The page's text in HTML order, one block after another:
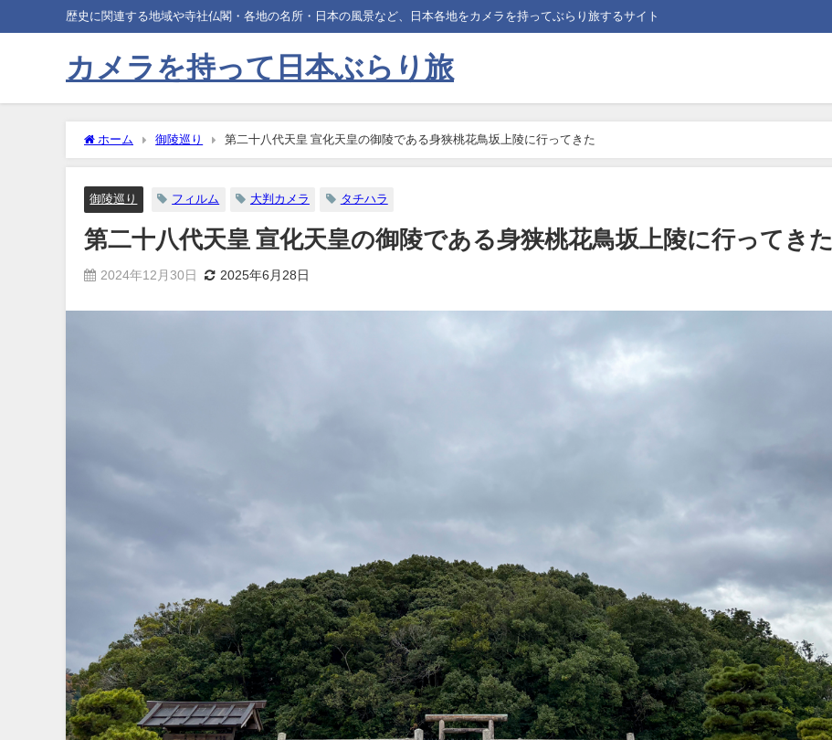
歴史に関連する地域や寺社仏閣・各地の名所・日本の風景など、日本各地をカメラを持ってぶらり旅するサイト
カメラを持って日本ぶらり旅
ホーム 御陵巡り 第二十八代天皇 宣化天皇の御陵である身狭桃花鳥坂上陵に行ってきた
御陵巡り フィルム 大判カメラ タチハラ
第二十八代天皇 宣化天皇の御陵である身狭桃花鳥坂上陵に行ってきた
2024年12月30日 2025年6月28日